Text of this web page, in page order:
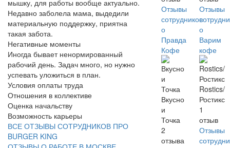
мышку, для работы вообще актуально.
Недавно заболела мама, выдедили
материальную поддержку, приятна
такая забота.
Негативные моменты
Иногда бывает ненормированный
рабочий день. Задач много, но нужно
успевать уложиться в план.
Условия оплаты труда
Отношения в коллективе
Оценка начальству
Возможность карьеры
ВСЕ ОТЗЫВЫ СОТРУДНИКОВ ПРО
BURGER KING
Отзывы
сотрудников
о
Правда
Кофе
Отзывы
о
Варим
кофе
Вкусно
и
Точка
2
отзыва
Rostics/
Ростикс
1
отзыв
Отзывы